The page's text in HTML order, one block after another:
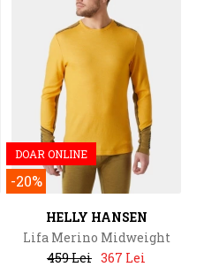
DOAR ONLINE
-20%
HELLY HANSEN
Lifa Merino Midweight
Crew
459 Lei 367 Lei